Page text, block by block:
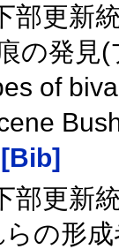
部更新
の発
of
[Bib]
部更新
らの形